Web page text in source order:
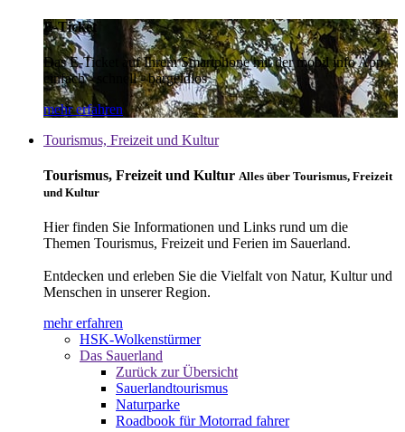
E-Ticket
Das E-Ticket auf Ihrem Smartphone mit der mobil info App -
einfach - schnell - bargeldlos
mehr erfahren
Tourismus, Freizeit und Kultur
Tourismus, Freizeit und Kultur Alles über Tourismus, Freizeit
und Kultur
Hier finden Sie Informationen und Links rund um die
Themen Tourismus, Freizeit und Ferien im Sauerland.
Entdecken und erleben Sie die Vielfalt von Natur, Kultur und
Menschen in unserer Region.
mehr erfahren
HSK-Wolkenstürmer
Das Sauerland
Zurück zur Übersicht
Sauerlandtourismus
Naturparke
Roadbook für Motorrad fahrer